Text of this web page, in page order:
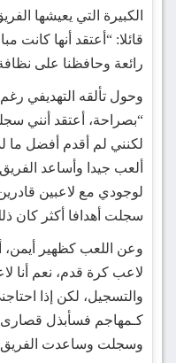
الكبيرة التي يعيشها
قائلا: “أعتقد أنها كانت
رائعة وحافظنا على
وحول تألقه التهديفي
“بصراحة، أعتقد أنني
لكنني لم أقدم أفضل ما
ألعب جيدا وأساعد
لوجودي مع لاعبين
سجلت أهدافا أكثر كان
وعن اللعب كظهير أيمن،
لاعب كرة قدم، نعم أنا
والتسجيل، لكن إذا
كـمهاجم فسأبذل قصارى
وسجلت وساعدت الفريق،